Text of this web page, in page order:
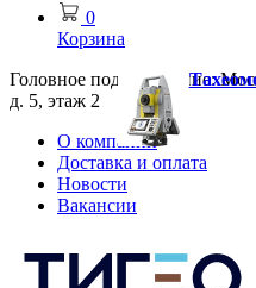
0
Корзина
Головное подразделение:
д. 5, этаж 2
О компании
Доставка и оплата
Новости
Вакансии